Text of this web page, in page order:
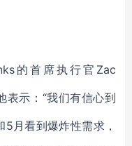
的首席执行官Zac
表示 ： “我们有信心到
5月看到爆炸性需求，